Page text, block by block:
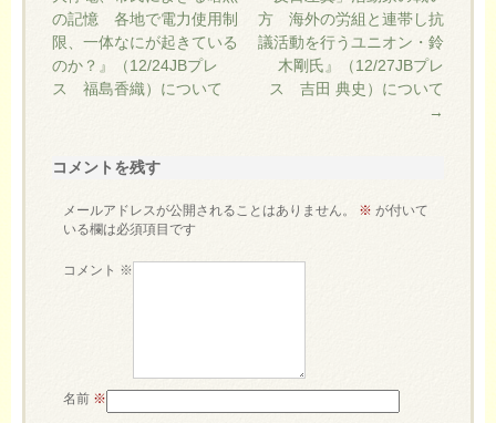
の記憶 各地で電力使用制
限、一体なにが起きている
のか？』（12/24JBプレ
ス 福島香織）について
方 海外の労組と連帯し抗
議活動を行うユニオン・鈴
木剛氏』（12/27JBプレ
ス 吉田 典史）について
→
コメントを残す
メールアドレスが公開されることはありません。 ※ が付いて
いる欄は必須項目です
コメント ※
名前 ※